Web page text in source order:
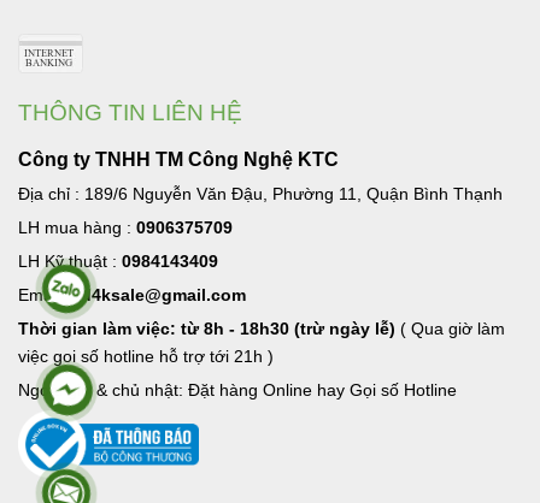
THÔNG TIN LIÊN HỆ
Công ty TNHH TM Công Nghệ KTC
Địa chỉ : 189/6 Nguyễn Văn Đậu, Phường 11, Quận Bình Thạnh
LH mua hàng : 0906375709
LH Kỹ thuật : 0984143409
Email:hd4ksale@gmail.com
Thời gian làm việc: từ 8h - 18h30 (trừ ngày lễ) ( Qua giờ làm
việc goi số hotline hỗ trợ tới 21h )
Ngoài giờ & chủ nhật: Đặt hàng Online hay Gọi số Hotline